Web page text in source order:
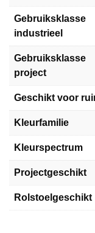
Gebruiksklasse
industrieel
Gebruiksklasse
project
Geschikt voor
Kleurfamilie
Kleurspectrum
Projectgeschikt
Rolstoelgeschikt